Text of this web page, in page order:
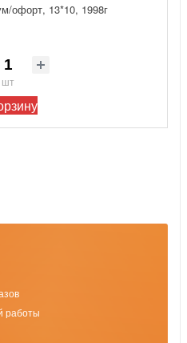
офорт, 13*10, 1998г
шт
работы